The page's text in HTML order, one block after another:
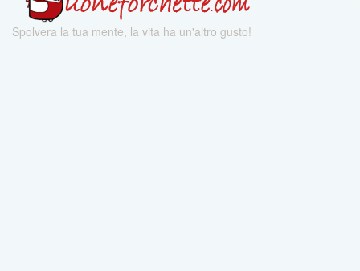
Spolvera la tua mente, la vita ha un'altro gusto!